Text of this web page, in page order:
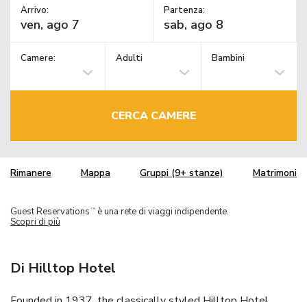
Arrivo: Partenza:
Camere: Adulti Bambini
CERCA CAMERE
Rimanere Mappa Gruppi (9+ stanze) Matrimoni
Guest Reservations TM
è una rete di viaggi indipendente.
Scopri di più
Di Hilltop Hotel